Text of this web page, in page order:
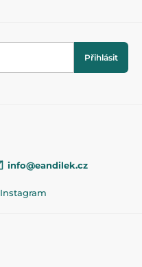
Přihlásit
info@eandilek.cz
Instagram